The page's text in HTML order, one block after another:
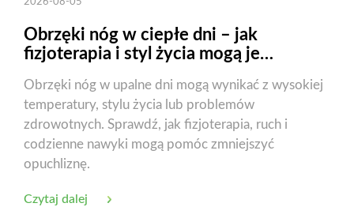
Obrzęki nóg w ciepłe dni – jak
fizjoterapia i styl życia mogą je
Obrzęki nóg w upalne dni mogą wynikać z wysokiej
temperatury, stylu życia lub problemów
zdrowotnych. Sprawdź, jak fizjoterapia, ruch i
codzienne nawyki mogą pomóc zmniejszyć
opuchliznę.
Czytaj dalej